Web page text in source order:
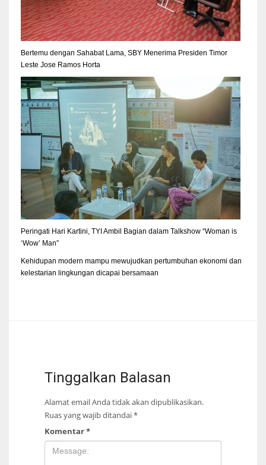
Bertemu dengan Sahabat Lama, SBY Menerima Presiden Timor
Leste Jose Ramos Horta
Peringati Hari Kartini, TYI Ambil Bagian dalam Talkshow “Woman is
‘Wow’ Man”
Kehidupan modern mampu mewujudkan pertumbuhan ekonomi dan
kelestarian lingkungan dicapai bersamaan
Tinggalkan Balasan
Alamat email Anda tidak akan dipublikasikan.
Ruas yang wajib ditandai*
Komentar*